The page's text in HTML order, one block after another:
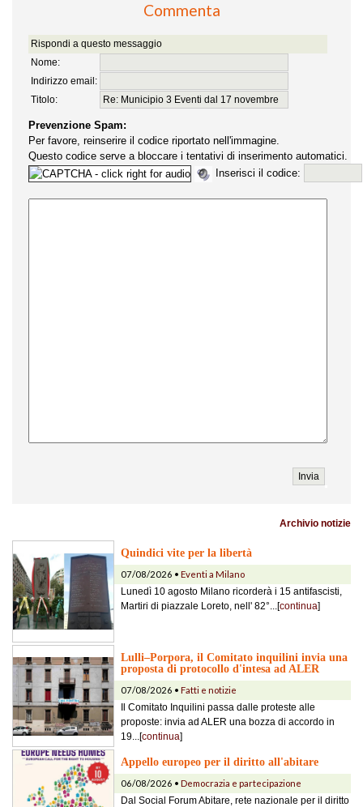
Commenta
Rispondi a questo messaggio
Nome:
Indirizzo email:
Titolo:
Prevenzione Spam:
Per favore, reinserire il codice riportato nell'immagine.
Questo codice serve a bloccare i tentativi di inserimento automatici.
Inserisci il codice:
Archivio notizie
Quindici vite per la libertà
07/08/2026 • Eventi a Milano
Lunedì 10 agosto Milano ricorderà i 15 antifascisti,
Martiri di piazzale Loreto, nell' 82°...[continua]
Lulli–Porpora, il Comitato inquilini invia una
proposta di protocollo d'intesa ad ALER
07/08/2026 • Fatti e notizie
Il Comitato Inquilini passa dalle proteste alle
proposte: invia ad ALER una bozza di accordo in
19...[continua]
Appello europeo per il diritto all'abitare
06/08/2026 • Democrazia e partecipazione
Dal Social Forum Abitare, rete nazionale per il diritto